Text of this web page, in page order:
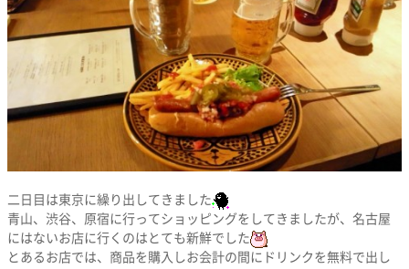
二日目は東京に繰り出してきました
青山、渋谷、原宿に行ってショッピングをしてきましたが、名古屋
にはないお店に行くのはとても新鮮でした
とあるお店では、商品を購入しお会計の間にドリンクを無料で出し